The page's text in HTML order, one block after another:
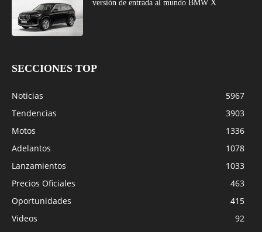
versión de entrada al mundo BMW X
SECCIONES TOP
Noticias
5967
Tendencias
3903
Motos
1336
Adelantos
1078
Lanzamientos
1033
Precios Oficiales
463
Oportunidades
415
Videos
92